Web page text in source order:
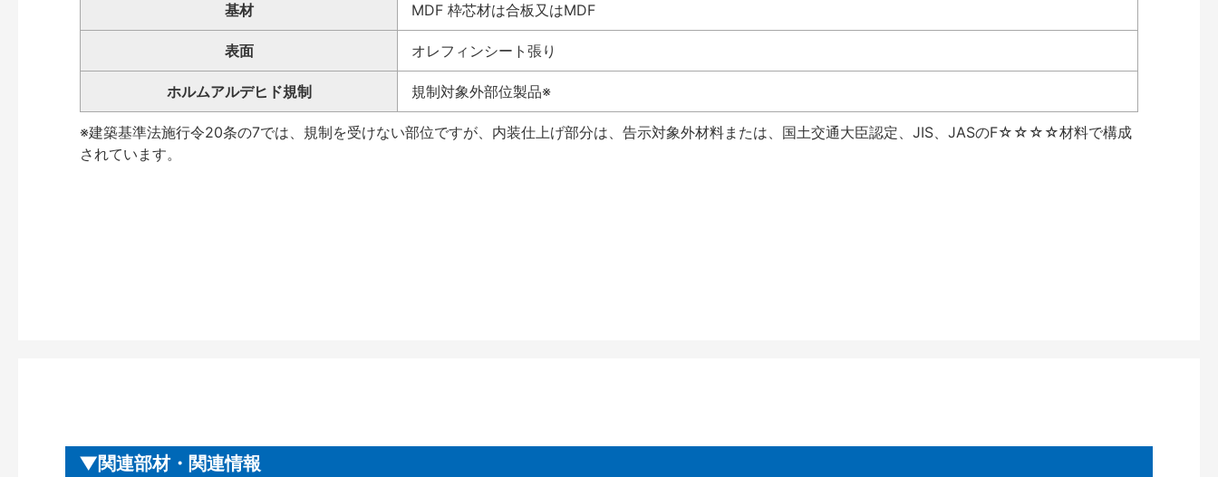
基材 MDF 枠芯材は合板又はMDF
表面 オレフィンシート張り
ホルムアルデヒド規制 規制対象外部位製品※
※建築基準法施行令20条の7では、規制を受けない部位ですが、内装仕上げ部分は、告示対象外材料または、国土交通大臣認定、JIS、JASのF☆☆☆☆材料で構成
されています。
関連部材・関連情報